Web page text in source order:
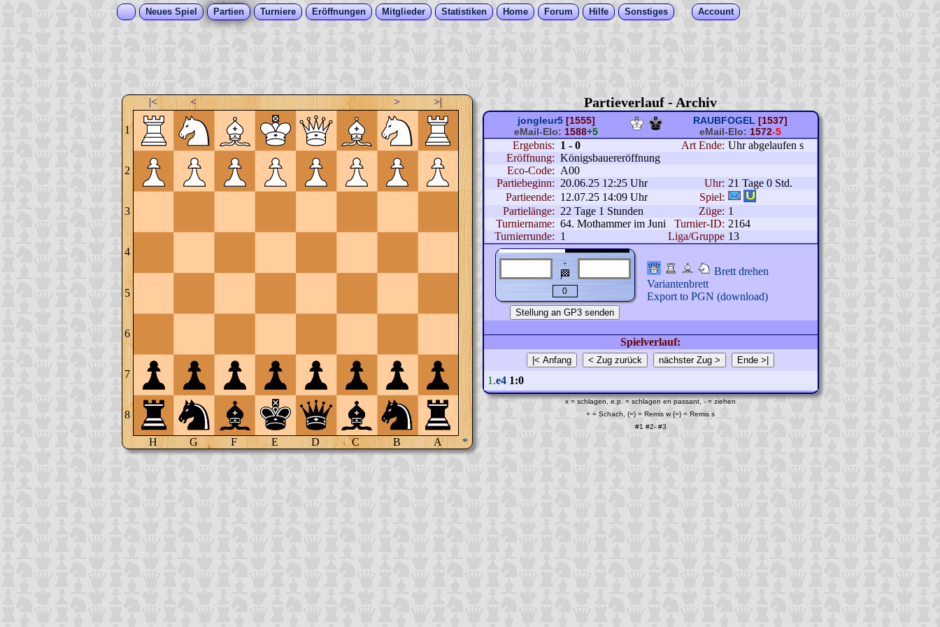
Neues Spiel Partien Turniere Eröffnungen Mitglieder Statistiken Home Forum Hilfe Sonstiges Account
|< < > >|
1
2
3
4
5
6
7
8
H G F E D C B A *
Partieverlauf - Archiv
jongleur5 [1555]
eMail-Elo: 1588+5
RAUBFOGEL [1537]
eMail-Elo: 1572-5
Ergebnis: 1 - 0 Art Ende: Uhr abgelaufen s
Eröffnung: Königsbauereröffnung
Eco-Code: A00
Partiebeginn: 20.06.25 12:25 Uhr Uhr: 21 Tage 0 Std.
Partieende: 12.07.25 14:09 Uhr
Spiel:
Partielänge: 22 Tage 1 Stunden Züge: 1
Turniername: 64. Mothammer im Juni Turnier-ID: 2164
Turnierrunde: 1 Liga/Gruppe 13
+
🏁
Brett drehen
Variantenbrett
Export to PGN (download)
Spielverlauf:
1.e4 1:0
x = schlagen, e.p. = schlagen en passant, - = ziehen
+ = Schach, (=) = Remis w {=} = Remis s
#1 #2-#3